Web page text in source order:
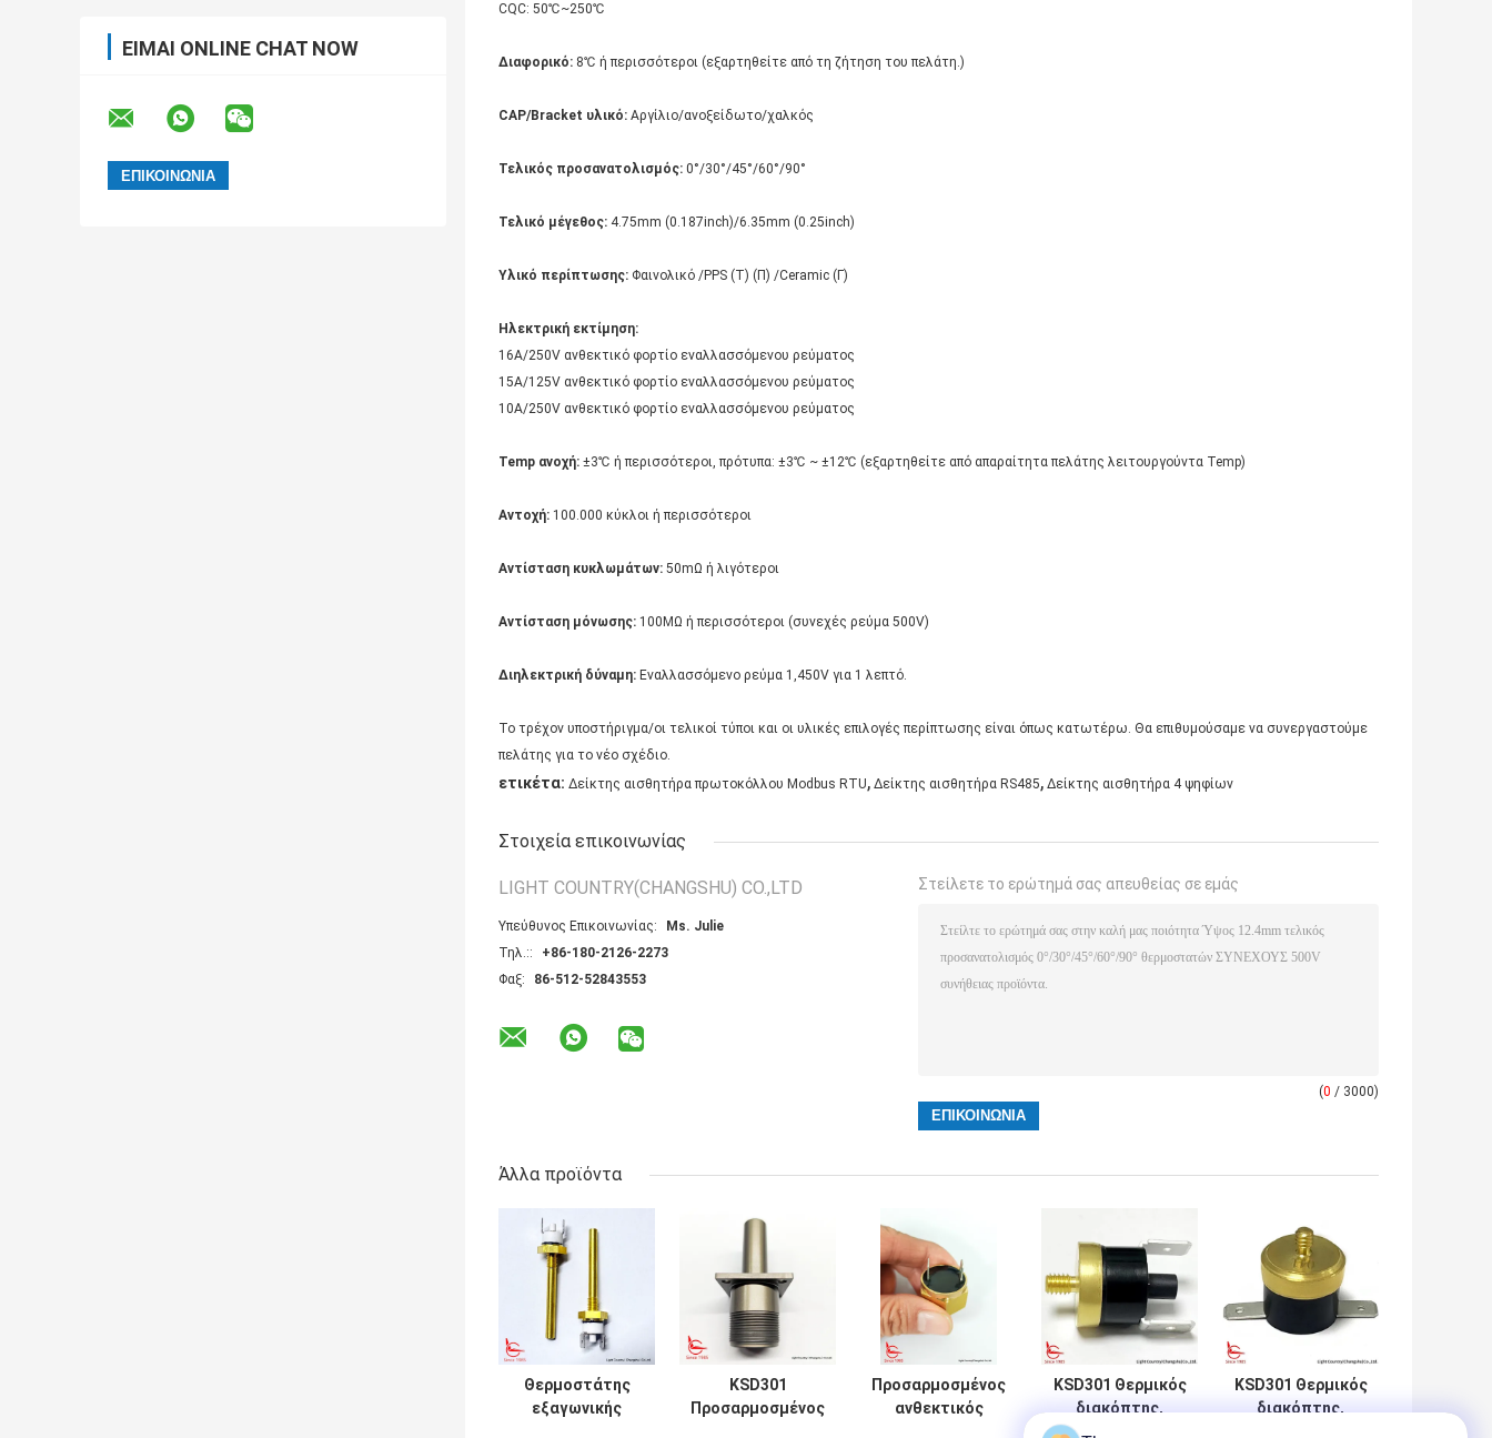
ΕΊΜΑΙ ONLINE CHAT NOW
CQC: 50℃~250℃
Διαφορικό: 8℃ ή περισσότεροι (εξαρτηθείτε από τη ζήτηση του πελάτη.)
CAP/Bracket υλικό: Αργίλιο/ανοξείδωτο/χαλκός
Τελικός προσανατολισμός: 0°/30°/45°/60°/90°
Τελικό μέγεθος: 4.75mm (0.187inch)/6.35mm (0.25inch)
Υλικό περίπτωσης: Φαινολικό /PPS (Τ) (Π) /Ceramic (Γ)
Ηλεκτρική εκτίμηση:
16A/250V ανθεκτικό φορτίο εναλλασσόμενου ρεύματος
15A/125V ανθεκτικό φορτίο εναλλασσόμενου ρεύματος
10A/250V ανθεκτικό φορτίο εναλλασσόμενου ρεύματος
Temp ανοχή: ±3℃ ή περισσότεροι, πρότυπα: ±3℃ ~ ±12℃ (εξαρτηθείτε από απαραίτητα πελάτης λειτουργούντα Temp)
Αντοχή: 100.000 κύκλοι ή περισσότεροι
Αντίσταση κυκλωμάτων: 50mΩ ή λιγότεροι
Αντίσταση μόνωσης: 100MΩ ή περισσότεροι (συνεχές ρεύμα 500V)
Διηλεκτρική δύναμη: Εναλλασσόμενο ρεύμα 1,450V για 1 λεπτό.
Το τρέχον υποστήριγμα/οι τελικοί τύποι και οι υλικές επιλογές περίπτωσης είναι όπως κατωτέρω. Θα επιθυμούσαμε να συνεργαστούμε
πελάτης για το νέο σχέδιο.
ετικέτα: Δείκτης αισθητήρα πρωτοκόλλου Modbus RTU, Δείκτης αισθητήρα RS485, Δείκτης αισθητήρα 4 ψηφίων
Στοιχεία επικοινωνίας
LIGHT COUNTRY(CHANGSHU) CO.,LTD
Υπεύθυνος Επικοινωνίας:
Ms. Julie
Τηλ.::
+86-180-2126-2273
Φαξ:
86-512-52843553
Στείλετε το ερώτημά σας απευθείας σε εμάς
(0 / 3000)
Άλλα προϊόντα
Θερμοστάτης
εξαγωνικής
KSD301
Προσαρμοσμένος
Προσαρμοσμένος
ανθεκτικός
ΚSD301 Θερμικός
διακόπτης,
M5*0.8*6,
ΚSD301 Θερμικός
διακόπτης,